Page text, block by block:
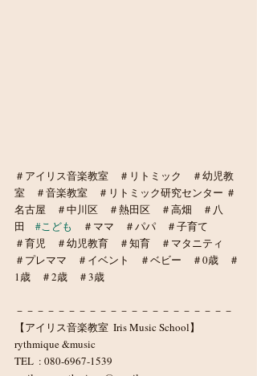
＃アイリス音楽教室　＃リトミック　＃幼児教
室　＃音楽教室　＃リトミック研究センター ＃
名古屋　＃中川区　＃熱田区　＃高畑　＃八
田 #こども
＃ママ　＃パパ　＃子育て
＃育児　＃幼児教育　＃知育　＃マタニティ
＃プレママ　＃イベント　＃ベビー　＃0歳　＃
1歳　＃2歳　＃3歳
－－－－－－－－－－－－－－－－－－－－－
【アイリス音楽教室  Iris Music School】
rythmique &music
TEL  : 080-6967-1539